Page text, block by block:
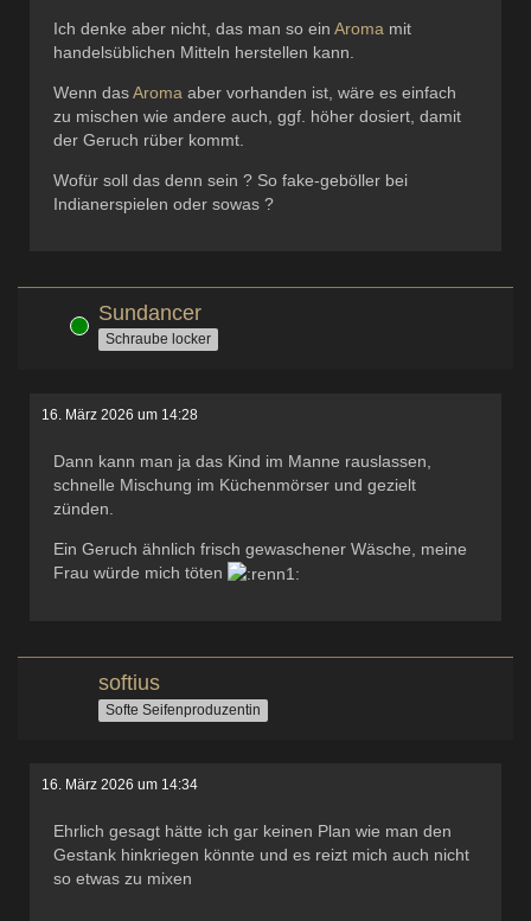
Ich denke aber nicht, das man so ein Aroma mit
handelsüblichen Mitteln herstellen kann.
Wenn dasAroma aber vorhanden ist, wäre es einfach
zu mischen wie andere auch, ggf. höher dosiert, damit
der Geruch rüber kommt.
Wofür soll das denn sein ? So fake-geböller bei
Indianerspielen oder sowas ?
Online Sundancer
Schraube locker
16. März 2026 um 14:28
Dann kann man ja das Kind im Manne rauslassen,
schnelle Mischung im Küchenmörser und gezielt
zünden.
Ein Geruch ähnlich frisch gewaschener Wäsche, meine
Frau würde mich töten
softius
Softe Seifenproduzentin
16. März 2026 um 14:34
Ehrlich gesagt hätte ich gar keinen Plan wie man den
Gestank hinkriegen könnte und es reizt mich auch nicht
so etwas zu mixen